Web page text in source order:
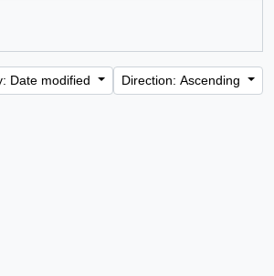
Date modified Direction: Ascending